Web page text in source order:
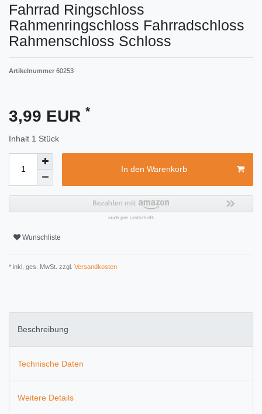
Fahrrad Ringschloss
Rahmenringschloss Fahrradschloss
Rahmenschloss Schloss
Artikelnummer 60253
3,99 EUR *
Inhalt 1 Stück
In den Warenkorb
Wunschliste
* inkl. ges. MwSt. zzgl. Versandkosten
Beschreibung
Technische Daten
Weitere Details